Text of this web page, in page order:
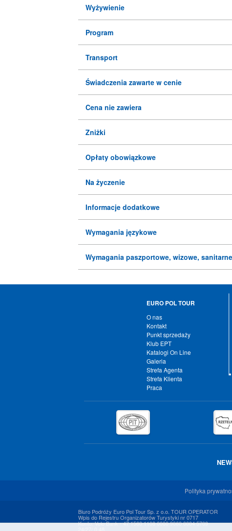
Wyżywienie
Program
Transport
Świadczenia zawarte w cenie
Cena nie zawiera
Zniżki
Opłaty obowiązkowe
Na życzenie
Informacje dodatkowe
Wymagania językowe
Wymagania paszportowe, wizowe,
EURO POL TOUR
O nas
Kontakt
Punkt sprzedaży
Klub EPT
Katalogi On Line
Galeria
Strefa Agenta
Strefa Klienta
Praca
Polityka
Biuro Podróży Euro Pol Tour Sp. z o.o. TOUR OPERATOR
Wpis do Rejestru Organizatorów Turystyki nr 0717
Konto: Velo Bank - 47 1560 1108 0000 9060 0004 5709